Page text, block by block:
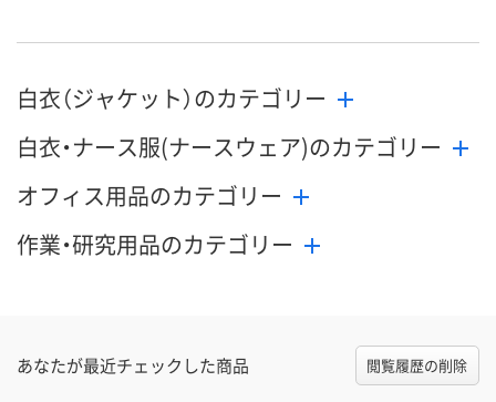
白衣（ジャケット）のカテゴリー
白衣・ナース服(ナースウェア)のカテゴリー
オフィス用品のカテゴリー
作業・研究用品のカテゴリー
あなたが最近チェックした商品 閲覧履歴の削除